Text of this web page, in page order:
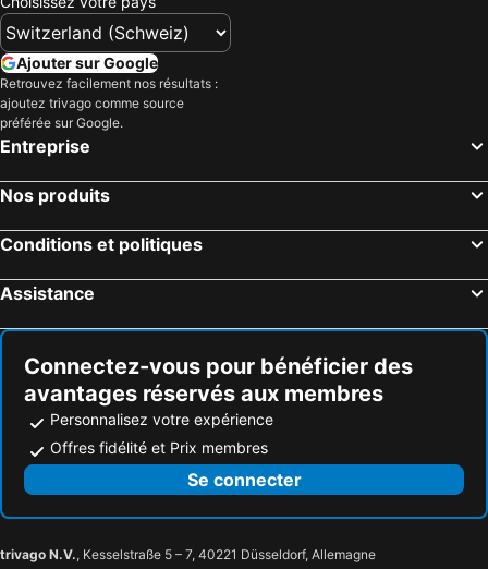
Ajouter sur Google
Retrouvez facilement nos résultats :
ajoutez trivago comme source
préférée sur Google.
Entreprise
Nos produits
Conditions et politiques
Assistance
Connectez-vous pour bénéficier des
avantages réservés aux membres
Personnalisez votre expérience
Offres fidélité et Prix membres
Se connecter
trivago N.V., Kesselstraße 5 – 7, 40221 Düsseldorf, Allemagne